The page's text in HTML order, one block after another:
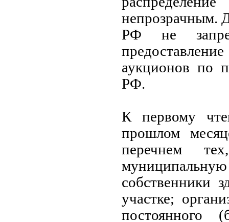
непрозрачным.
РФ не
аукционов по
РФ.
К первому
прошлом
перечнем
собственники
участке;
постоянного